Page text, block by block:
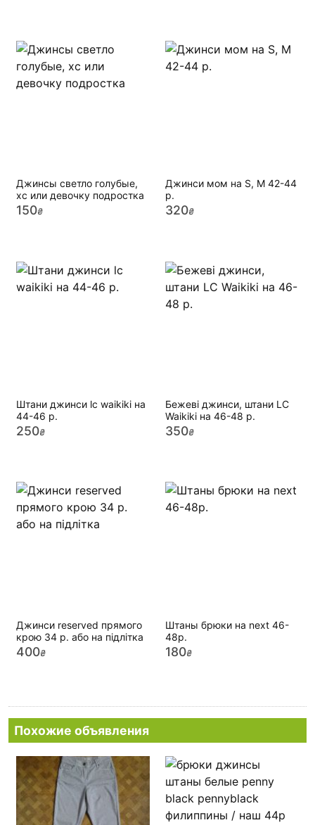
Джинсы светло голубые,
хс или девочку подростка
150₴
Джинси мом на S, M 42-44
р.
320₴
Штани джинси lc waikiki на
44-46 р.
250₴
Бежеві джинси, штани LC
Waikiki на 46-48 р.
350₴
Джинси reserved прямого
крою 34 р. або на підлітка
400₴
Штаны брюки на next 46-
48р.
180₴
Похожие объявления